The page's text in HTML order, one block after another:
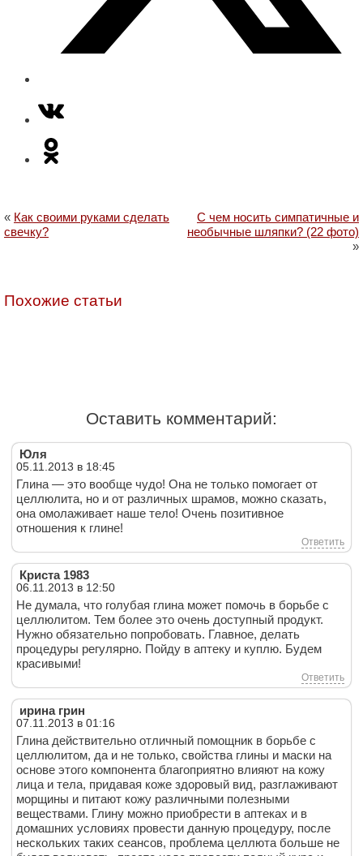
« Как своими руками сделать
свечку?
С чем носить симпатичные и
необычные шляпки? (22 фото)
»
Похожие статьи
Оставить комментарий:
Юля
05.11.2013 в 18:45
Глина — это вообще чудо! Она не только помогает от
целлюлита, но и от различных шрамов, можно сказать,
она омолаживает наше тело! Очень позитивное
отношения к глине!
Ответить
Криста 1983
06.11.2013 в 12:50
Не думала, что голубая глина может помочь в борьбе с
целлюлитом. Тем более это очень доступный продукт.
Нужно обязательно попробовать. Главное, делать
процедуры регулярно. Пойду в аптеку и куплю. Будем
красивыми!
Ответить
ирина грин
07.11.2013 в 01:16
Глина действительно отличный помощник в борьбе с
целлюлитом, да и не только, свойства глины и маски на
основе этого компонента благоприятно влияют на кожу
лица и тела, придавая коже здоровый вид, разглаживают
морщины и питают кожу различными полезными
веществами. Глину можно приобрести в аптеках и в
домашних условиях провести данную процедуру, после
нескольких таких сеансов, проблема целлюта больше не